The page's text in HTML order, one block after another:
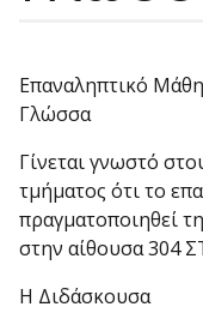
Επαναληπτικό
Γλώσσα
Γίνεται γνωστό
τμήματος ότι το
πραγματοποιηθεί
στην αίθουσα 304
Η Διδάσκουσα